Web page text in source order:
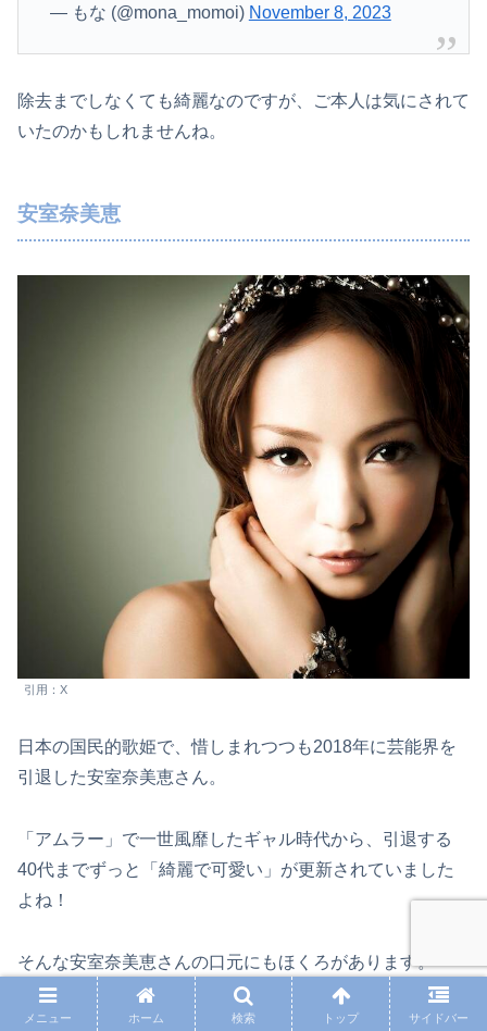
— もな (@mona_momoi) November 8, 2023
除去までしなくても綺麗なのですが、ご本人は気にされて
いたのかもしれませんね。
安室奈美恵
引用：X
日本の国民的歌姫で、惜しまれつつも2018年に芸能界を
引退した安室奈美恵さん。
「アムラー」で一世風靡したギャル時代から、引退する
40代までずっと「綺麗で可愛い」が更新されていました
よね！
そんな安室奈美恵さんの口元にもほくろがあります。
位置は左側の口の上。よく見ないと気づかないほくろです
メニュー ホーム 検索 トップ サイドバー